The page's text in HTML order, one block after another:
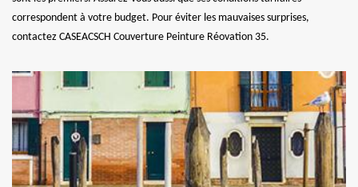
correspondent à votre budget. Pour éviter les mauvaises surprises,
contactez CASEACSCH Couverture Peinture Réovation 35.